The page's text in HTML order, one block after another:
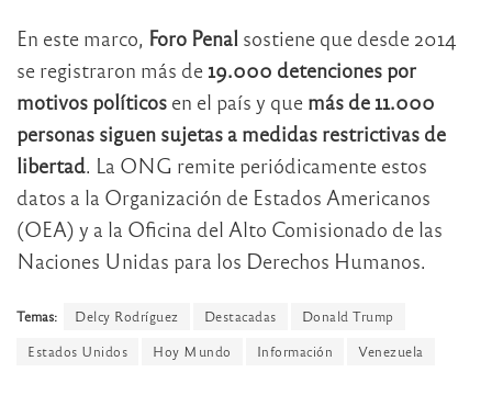
En este marco, Foro Penal sostiene que desde 2014
se registraron más de 19.000 detenciones por
motivos políticos en el país y que más de 11.000
personas siguen sujetas a medidas restrictivas de
libertad. La ONG remite periódicamente estos
datos a la Organización de Estados Americanos
(OEA) y a la Oficina del Alto Comisionado de las
Naciones Unidas para los Derechos Humanos.
Temas: Delcy Rodríguez Destacadas
Donald Trump
Estados Unidos
Hoy Mundo Información Venezuela